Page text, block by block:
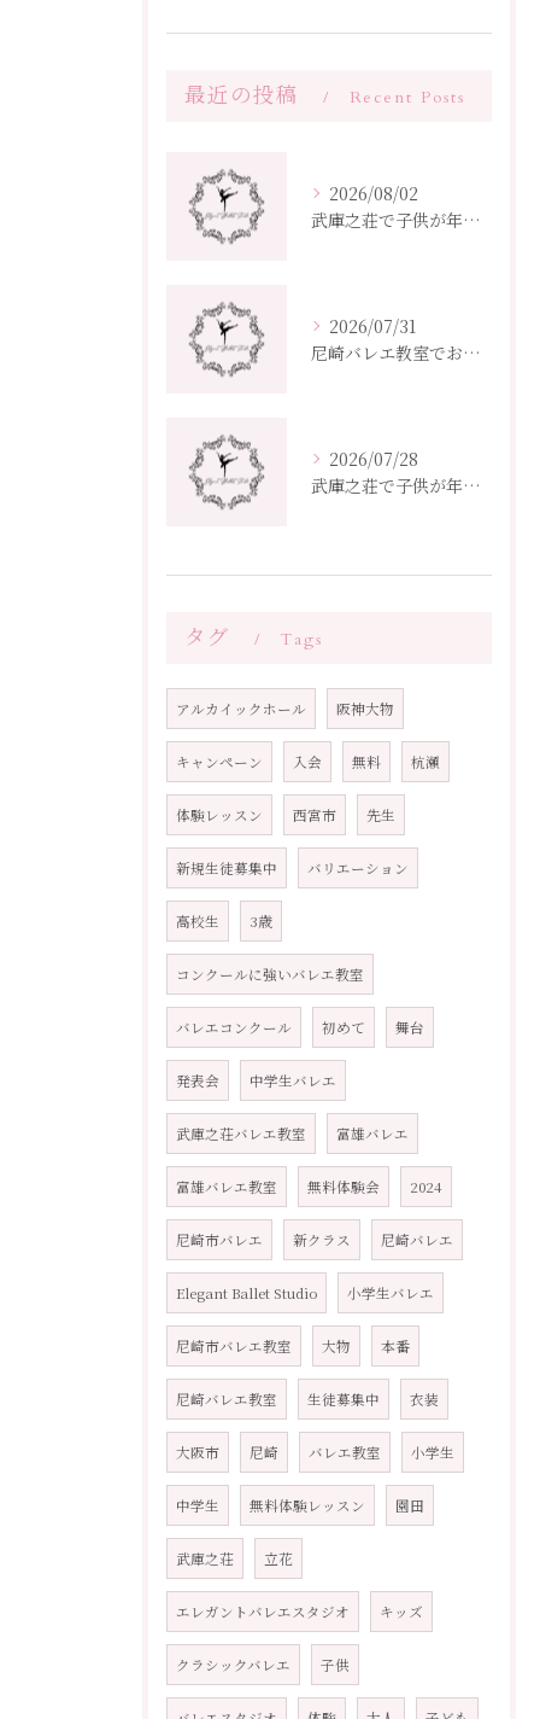
最近の投稿 Recent Posts
2026/08/02
武庫之荘で子供が年度から始めるバレエ教室選びとクラス編成ポイント
2026/07/31
尼崎バレエ教室でおすすめ兵庫県の選び方と子供大人向け通いやすさ比較
2026/07/28
武庫之荘で子供が年度ごとに通えるバレエ教室選びガイド
タグ Tags
アルカイックホール 阪神大物
キャンペーン 入会 無料 杭瀬
体験レッスン 西宮市 先生
新規生徒募集中 バリエーション
高校生 3歳
コンクールに強いバレエ教室
バレエコンクール 初めて 舞台
発表会 中学生バレエ
武庫之荘バレエ教室 富雄バレエ
富雄バレエ教室 無料体験会 2024
尼崎市バレエ 新クラス 尼崎バレエ
Elegant Ballet Studio 小学生バレエ
尼崎市バレエ教室 大物 本番
尼崎バレエ教室 生徒募集中 衣装
大阪市 尼崎 バレエ教室 小学生
中学生 無料体験レッスン 園田
武庫之荘 立花
エレガントバレエスタジオ キッズ
クラシックバレエ 子供